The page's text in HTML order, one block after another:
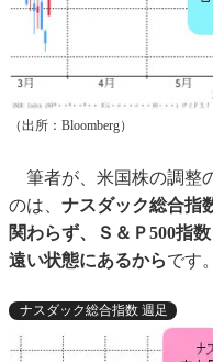
（出所：Bloomberg）
筆者が、米国株の調整
のは、 ナスダック総合指
関わらず、Ｓ＆Ｐ500指
遠い状態にあるからです。
ナスダック総合指数 週足